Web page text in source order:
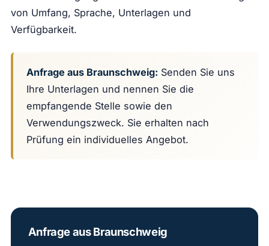
von Umfang, Sprache, Unterlagen und
Verfügbarkeit.
Anfrage aus Braunschweig: Senden Sie uns
Ihre Unterlagen und nennen Sie die
empfangende Stelle sowie den
Verwendungszweck. Sie erhalten nach
Prüfung ein individuelles Angebot.
Anfrage aus Braunschweig